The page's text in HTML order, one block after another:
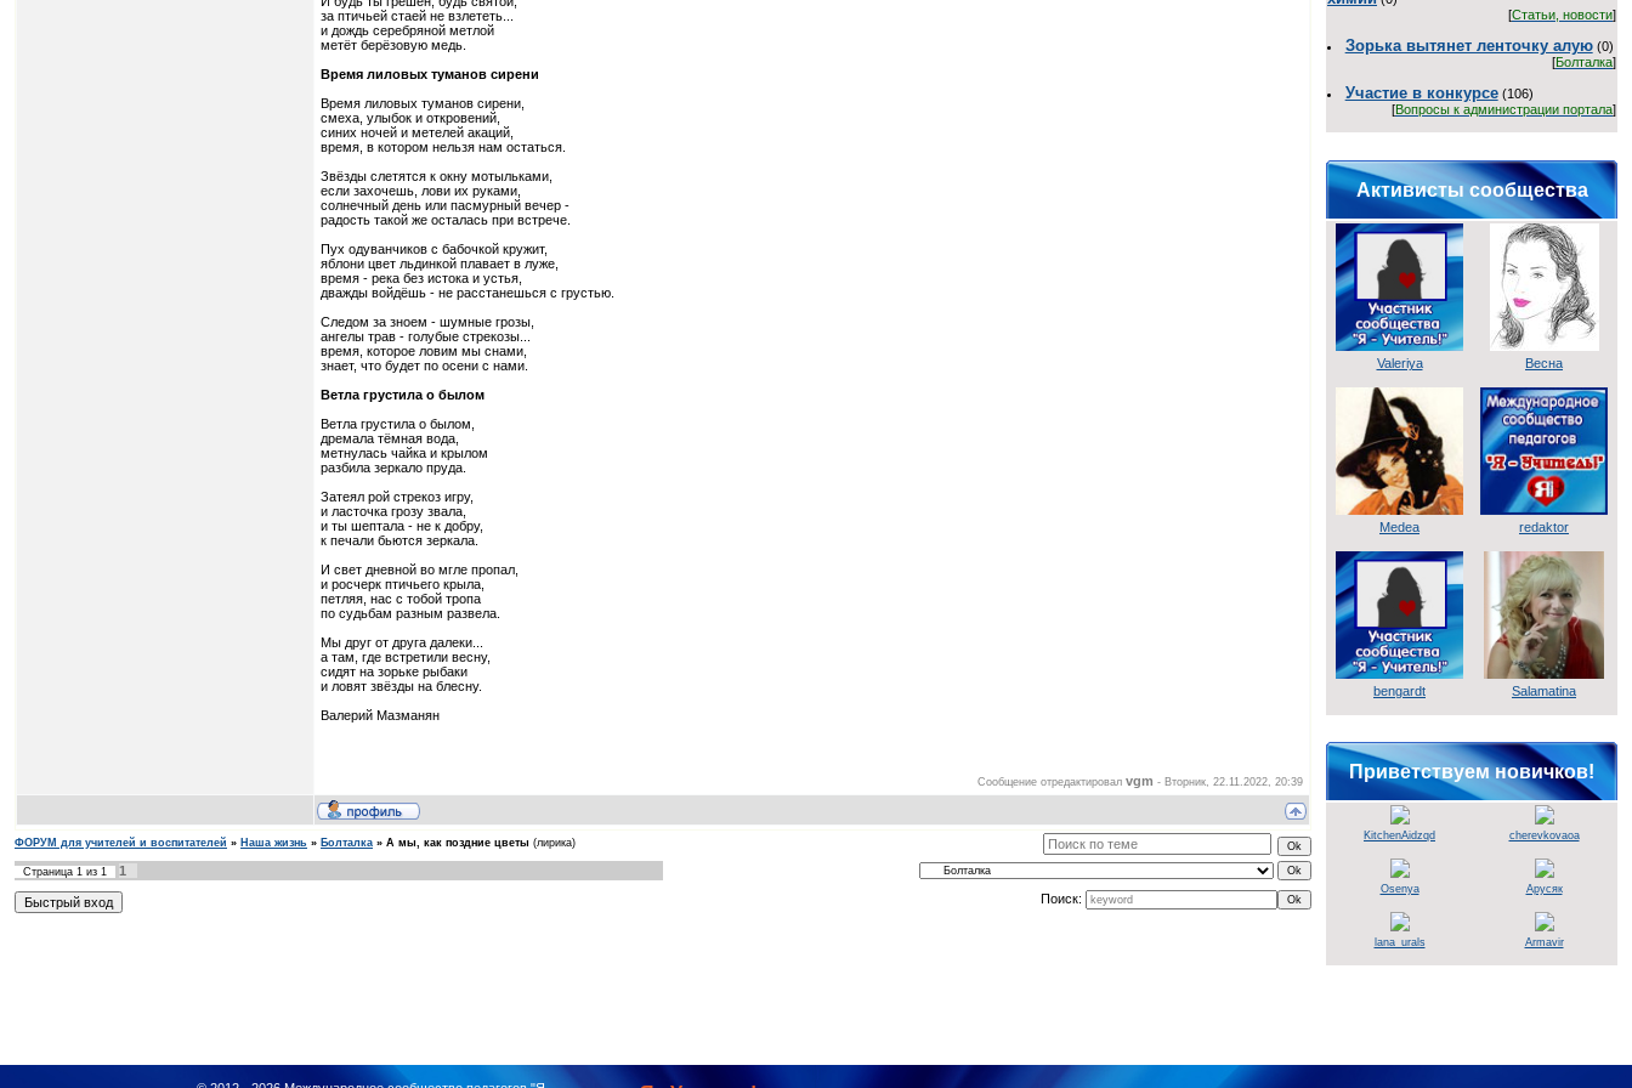
за птичьей стаей не взлететь...
и дождь серебряной метлой
метёт берёзовую медь.
Время лиловых туманов сирени
Время лиловых туманов сирени,
смеха, улыбок и откровений,
синих ночей и метелей акаций,
время, в котором нельзя нам остаться.
Звёзды слетятся к окну мотыльками,
если захочешь, лови их руками,
солнечный день или пасмурный вечер -
радость такой же осталась при встрече.
Пух одуванчиков с бабочкой кружит,
яблони цвет льдинкой плавает в луже,
время - река без истока и устья,
дважды войдёшь - не расстанешься с грустью.
Следом за зноем - шумные грозы,
ангелы трав - голубые стрекозы...
время, которое ловим мы снами,
знает, что будет по осени с нами.
Ветла грустила о былом
Ветла грустила о былом,
дремала тёмная вода,
метнулась чайка и крылом
разбила зеркало пруда.
Затеял рой стрекоз игру,
и ласточка грозу звала,
и ты шептала - не к добру,
к печали бьются зеркала.
И свет дневной во мгле пропал,
и росчерк птичьего крыла,
петляя, нас с тобой тропа
по судьбам разным развела.
Мы друг от друга далеки...
а там, где встретили весну,
сидят на зорьке рыбаки
и ловят звёзды на блесну.
Валерий Мазманян
Сообщение отредактировал vgm - Вторник, 22.11.2022, 20:39
ФОРУМ для учителей и воспитателей » Наша жизнь » Болталка » А мы, как поздние цветы (лирика)
Страница 1 из 1
1
Поиск:
[Статьи, новости]
Зорька вытянет ленточку алую (0)
[Болталка]
Участие в конкурсе (106)
[Вопросы к администрации портала]
Активисты сообщества
Valeriya Весна
Medea redaktor
bengardt Salamatina
Приветствуем новичков!
KitchenAidzqd cherevkovaoa
Osenya Арусяк
lana_urals Armavir